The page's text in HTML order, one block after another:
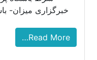
خبرگزاری میزان-
Read More…